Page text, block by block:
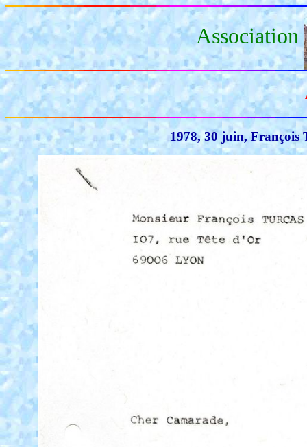
Association
1978, 30 juin, François